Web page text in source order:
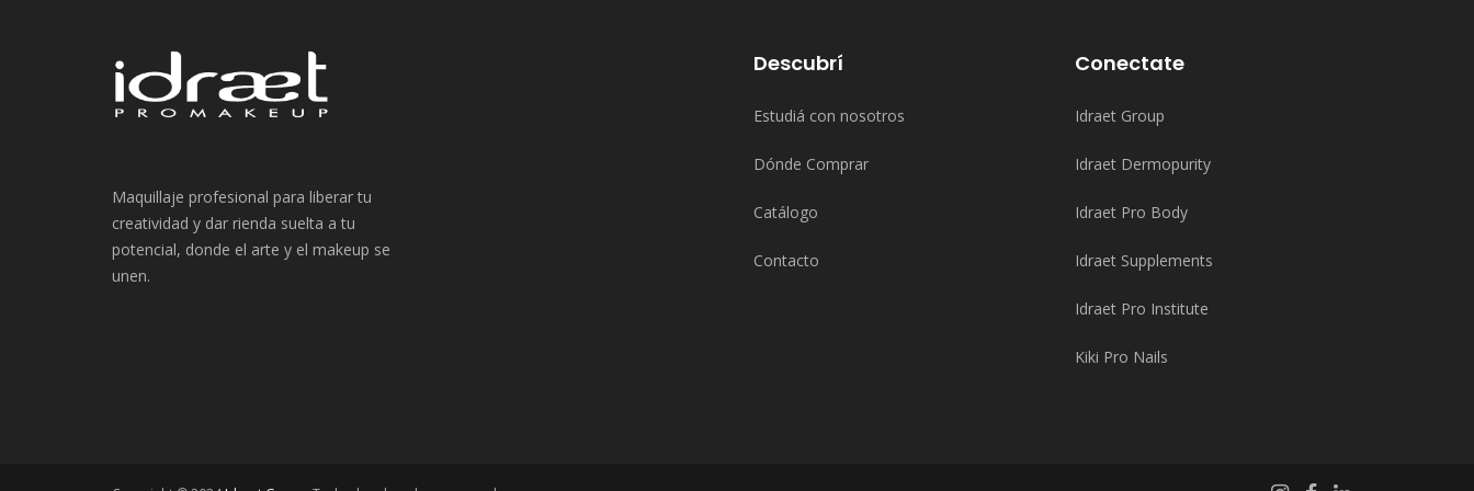
Maquillaje profesional para liberar tu
creatividad y dar rienda suelta a tu
potencial, donde el arte y el makeup se
unen.
Descubrí
Estudiá con nosotros
Dónde Comprar
Catálogo
Contacto
Conectate
Idraet Group
Idraet Dermopurity
Idraet Pro Body
Idraet Supplements
Idraet Pro Institute
Kiki Pro Nails